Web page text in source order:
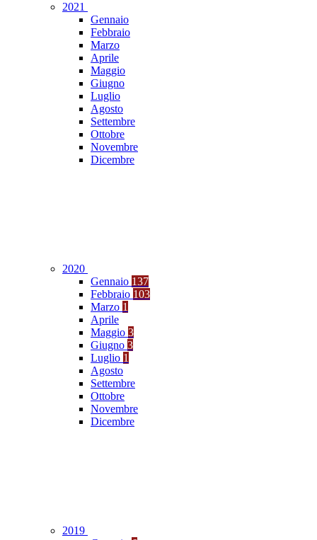
2021
Gennaio
Febbraio
Marzo
Aprile
Maggio
Giugno
Luglio
Agosto
Settembre
Ottobre
Novembre
Dicembre
2020
Gennaio 137
Febbraio 103
Marzo 1
Aprile
Maggio 3
Giugno 3
Luglio 1
Agosto
Settembre
Ottobre
Novembre
Dicembre
2019